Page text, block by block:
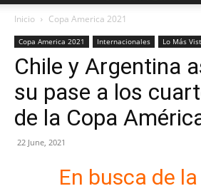
Inicio Copa America 2021
Copa America 2021 Internacionales Lo Más
Chile y Argentina
su pase a los
de la Copa
22 June, 2021
En busca de